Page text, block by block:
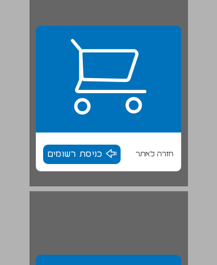
חזרה לאתר כניסת רשומים